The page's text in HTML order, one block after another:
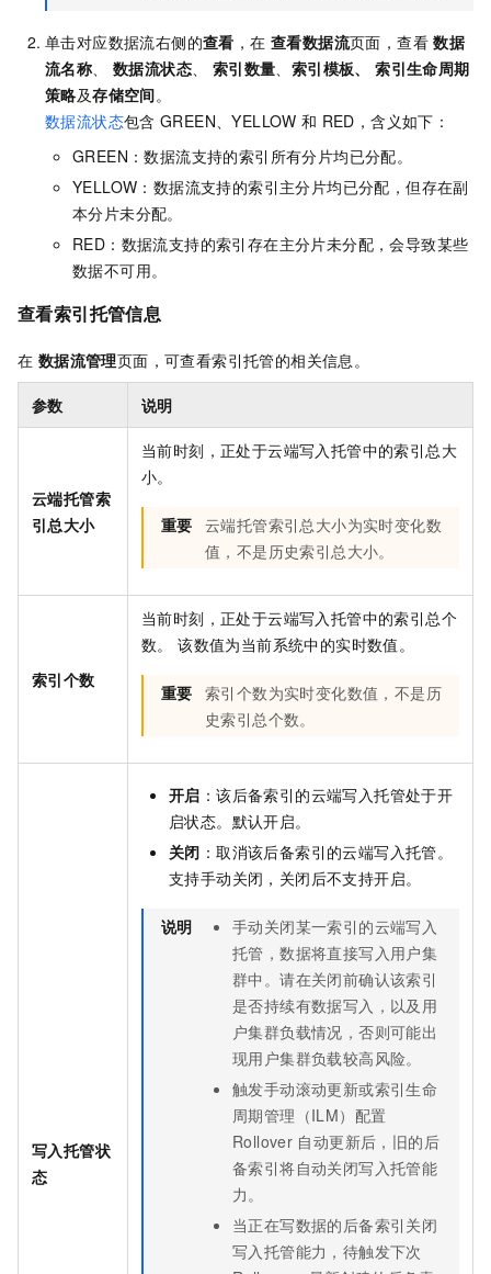
单击对应数据流右侧的查看 ，在 查看数据流页面，查看 数据
流名称
数据流状态 索引数量 索引模板、
索引生命周期
策略及存储空间。
数据流状态包含 GREEN、YELLOW 和 RED，含义如下：
GREEN：数据流支持的索引所有分片均已分配。
YELLOW：数据流支持的索引主分片均已分配，但存在副
本分片未分配。
RED：数据流支持的索引存在主分片未分配，会导致某些
数据不可用。
查看索引托管信息
在 数据流管理页面，可查看索引托管的相关信息。
参数 说明
云端托管索
引总大小
当前时刻，正处于云端写入托管中的索引总大
小。
重要 云端托管索引总大小为实时变化数
值，不是历史索引总大小。
索引个数
当前时刻，正处于云端写入托管中的索引总个
数。 该数值为当前系统中的实时数值。
重要 索引个数为实时变化数值，不是历
史索引总个数。
写入托管状
态
开启 ：该后备索引的云端写入托管处于开
启状态。默认开启。
关闭 ：取消该后备索引的云端写入托管。
支持手动关闭，关闭后不支持开启。
说明
手动关闭某一索引的云端写入
托管，数据将直接写入用户集
群中。请在关闭前确认该索引
是否持续有数据写入，以及用
户集群负载情况，否则可能出
现用户集群负载较高风险。
触发手动滚动更新或索引生命
周期管理（ILM）配置
Rollover 自动更新后，旧的后
备索引将自动关闭写入托管能
力。
当正在写数据的后备索引关闭
写入托管能力，待触发下次